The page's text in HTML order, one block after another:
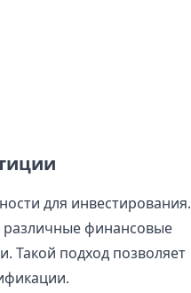
для инвестирования.
финансовые
Такой подход позволяет